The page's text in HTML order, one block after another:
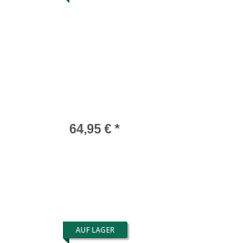
64,95 € *
AUF LAGER